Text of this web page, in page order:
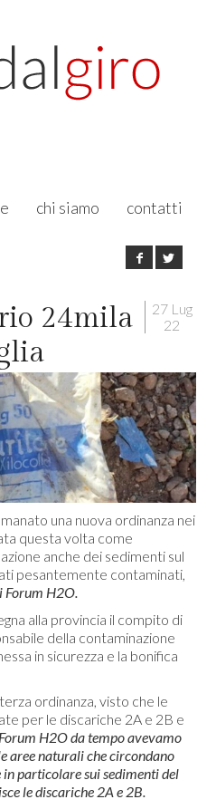
chi siamo contatti
27 Lug
22
24mila
una nuova ordinanza nei
questa volta come
anche dei sedimenti sul
pesantemente contaminati,
Forum H2O.
alla provincia il compito di
della contaminazione
in sicurezza e la bonifica
ordinanza, visto che le
per le discariche 2A e 2B e
H2O da tempo avevamo
aree naturali che circondano
particolare sui sedimenti del
le discariche 2A e 2B.